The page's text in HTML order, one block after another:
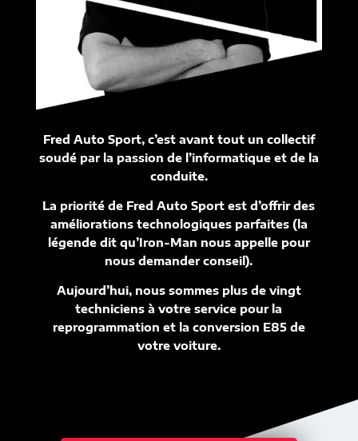
Fred Auto Sport, c’est avant tout un collectif
soudé par la passion de l’informatique et de la
conduite.
La priorité de Fred Auto Sport est d’offrir des
améliorations technologiques parfaites (la
légende dit qu’Iron-Man nous appelle pour
nous demander conseil).
Aujourd’hui, nous sommes plus de vingt
techniciens à votre service pour la
reprogrammation et la conversion E85 de
votre voiture.